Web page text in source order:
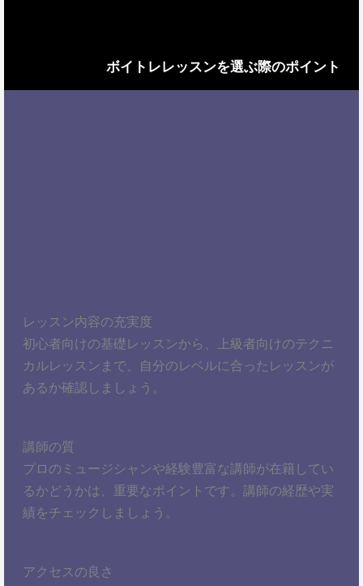
ボイトレレッスンを選ぶ際のポイント
レッスン内容の充実度
初心者向けの基礎レッスンから、上級者向けのテクニ
カルレッスンまで、自分のレベルに合ったレッスンが
あるか確認しましょう。
講師の質
プロのミュージシャンや経験豊富な講師が在籍してい
るかどうかは、重要なポイントです。講師の経歴や実
績をチェックしましょう。
アクセスの良さ